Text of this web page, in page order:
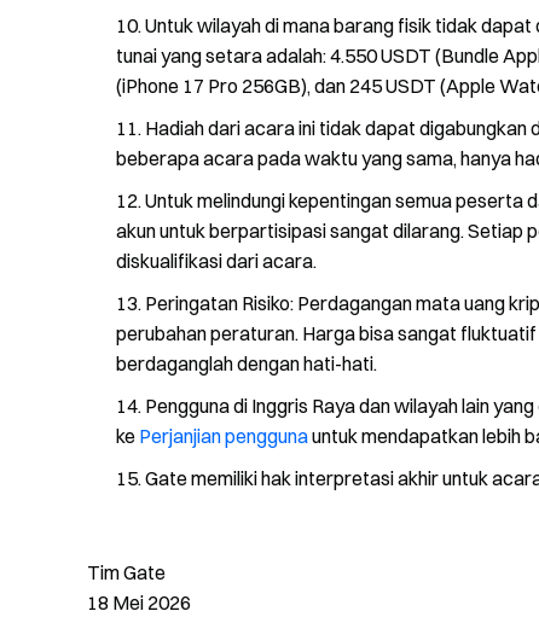
Untuk wilayah di mana barang fisik tidak
tunai yang setara adalah: 4.550 USDT (Bundle
(iPhone 17 Pro 256GB), dan 245 USDT (Apple
Hadiah dari acara ini tidak dapat
beberapa acara pada waktu yang sama, hanya
Untuk melindungi kepentingan semua peserta
akun untuk berpartisipasi sangat dilarang. Setiap
diskualifikasi dari acara.
Peringatan Risiko: Perdagangan mata uang
perubahan peraturan. Harga bisa sangat
berdaganglah dengan hati-hati.
Pengguna di Inggris Raya dan wilayah lain
ke Perjanjian penggunauntuk mendapatkan lebih
Gate memiliki hak interpretasi akhir untuk
Tim Gate
18 Mei 2026